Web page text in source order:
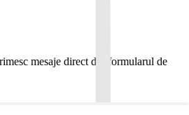
mesaje direct din formularul de